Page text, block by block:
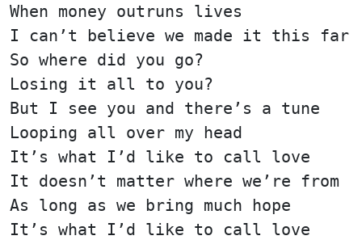
When money outruns lives
I can’t believe we made it this far
So where did you go?
Losing it all to you?
But I see you and there’s a tune
Looping all over my head
It’s what I’d like to call love
It doesn’t matter where we’re from
As long as we bring much hope
It’s what I’d like to call love